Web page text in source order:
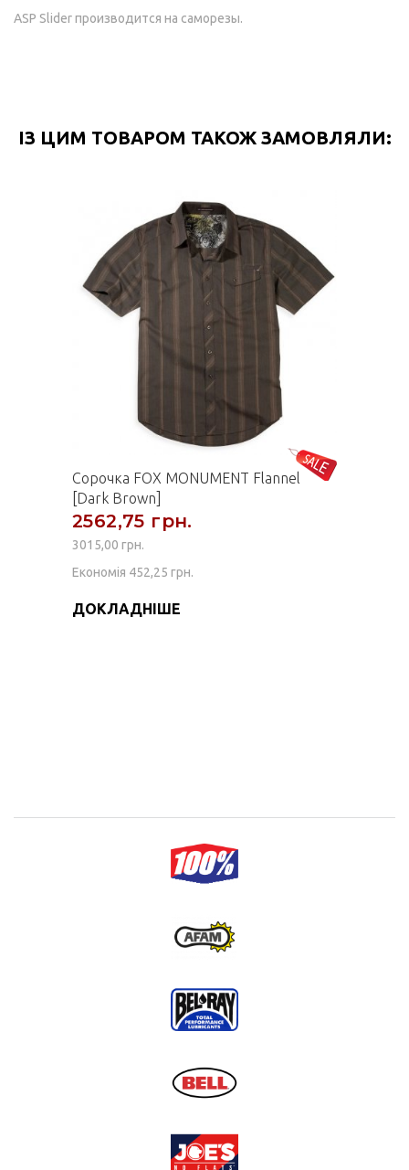
ASP Slider производится на саморезы.
ІЗ ЦИМ ТОВАРОМ ТАКОЖ ЗАМОВЛЯЛИ:
Сорочка FOX MONUMENT Flannel
[Dark Brown]
2562,75 грн.
3015,00 грн.
Економія 452,25 грн.
ДОКЛАДНІШЕ